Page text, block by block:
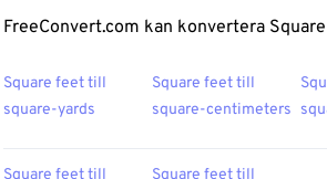
FreeConvert.com kan konvertera
Square feet till
square-yards
Square feet till
square-centimeters
Square feet till
Square feet till